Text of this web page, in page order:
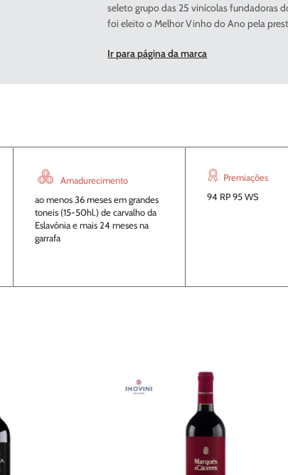
seleto grupo das 25 vinícolas fundadoras
foi eleito o Melhor Vinho do Ano pela
Ir para página da marca
Amadurecimento
ao menos 36 meses em grandes
toneis (15-50hl.) de carvalho da
Eslavônia e mais 24 meses na
garrafa
Premiações
94 RP 95 WS